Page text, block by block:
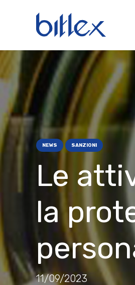
NEWS SANZIONI
Le
la
11/09/2023